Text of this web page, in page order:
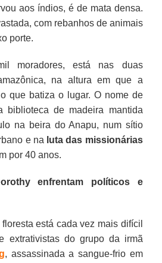
aos índios, é de mata densa.
com rebanhos de animais
porte.
moradores, está nas duas
na altura em que a
que batiza o lugar. O nome de
biblioteca de madeira mantida
na beira do Anapu, num sítio
e na luta das missionárias
por 40 anos.
enfrentam políticos e
está cada vez mais difícil
extrativistas do grupo da irmã
, assassinada a sangue-frio em